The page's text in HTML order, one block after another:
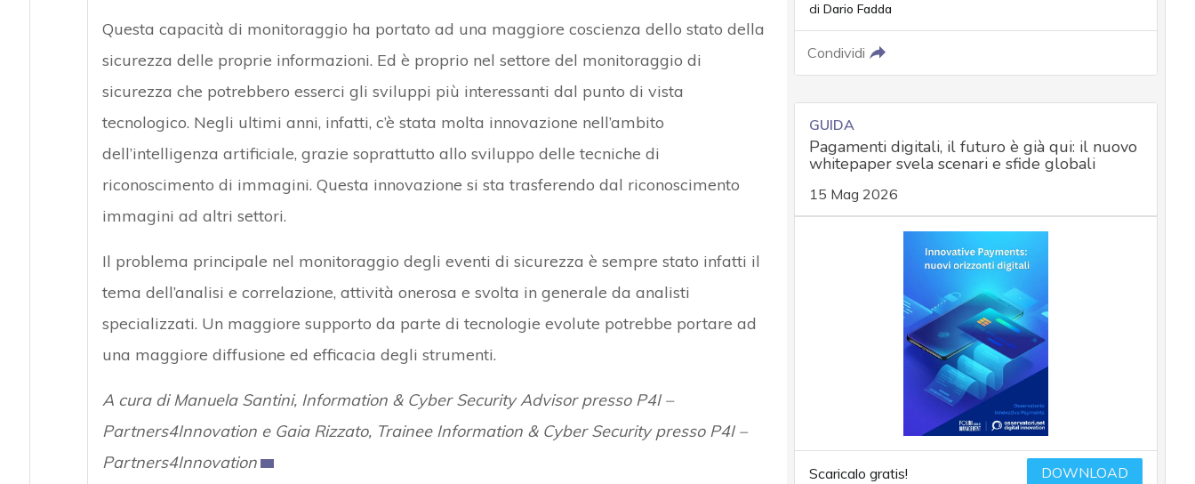
Questa capacità di monitoraggio ha portato ad una maggiore coscienza dello stato della
sicurezza delle proprie informazioni. Ed è proprio nel settore del monitoraggio di
sicurezza che potrebbero esserci gli sviluppi più interessanti dal punto di vista
tecnologico. Negli ultimi anni, infatti, c’è stata molta innovazione nell’ambito
dell’intelligenza artificiale, grazie soprattutto allo sviluppo delle tecniche di
riconoscimento di immagini. Questa innovazione si sta trasferendo dal riconoscimento
immagini ad altri settori.
Il problema principale nel monitoraggio degli eventi di sicurezza è sempre stato infatti il
tema dell’analisi e correlazione, attività onerosa e svolta in generale da analisti
specializzati. Un maggiore supporto da parte di tecnologie evolute potrebbe portare ad
una maggiore diffusione ed efficacia degli strumenti.
A cura di Manuela Santini, Information & Cyber Security Advisor presso P4I –
Partners4Innovation e Gaia Rizzato, Trainee Information & Cyber Security presso P4I –
Partners4Innovation
di Dario Fadda
Condividi
GUIDA
Pagamenti digitali, il futuro è già qui: il nuovo
whitepaper svela scenari e sfide globali
15 Mag 2026
Scaricalo gratis! DOWNLOAD